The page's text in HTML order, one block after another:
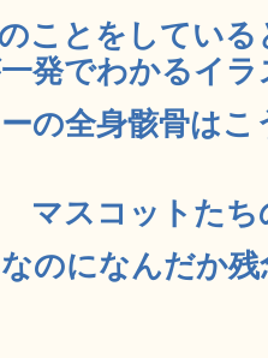
ことをしてい
発でわかるイ
の全身骸骨は
マスコットたち
のになんだか